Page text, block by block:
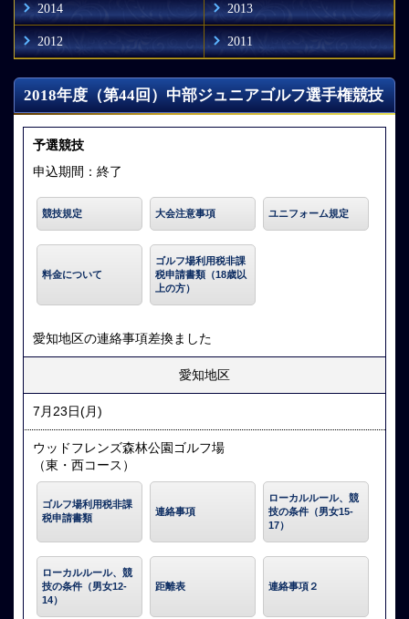
2014 2013
2012 2011
2018年度（第44回）中部ジュニアゴルフ選手権競技
予選競技
申込期間：終了
競技規定 大会注意事項 ユニフォーム規定
料金について
ゴルフ場利用税非課
税申請書類（18歳以
上の方）
愛知地区の連絡事項差換ました
愛知地区
7月23日(月)
ウッドフレンズ森林公園ゴルフ場
（東・西コース）
ゴルフ場利用税非課
税申請書類
連絡事項
ローカルルール、競
技の条件（男女15-
17）
ローカルルール、競
技の条件（男女12-
14）
距離表 連絡事項２